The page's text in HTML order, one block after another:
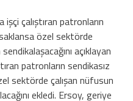
işçi çalıştıran patronların
özel sektörde
açıklayan
patronların sendikasız
sektörde çalışan nüfusun
ekledi. Ersoy, geriye